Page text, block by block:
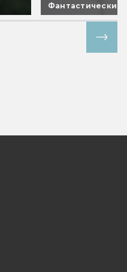
Фантастические